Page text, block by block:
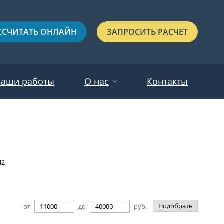
ОНЛАЙН ЗАПРОСИТЬ РАСЧЕТ
С выдавленным рисунком
работы О нас Контакты
от до руб. Подобрать